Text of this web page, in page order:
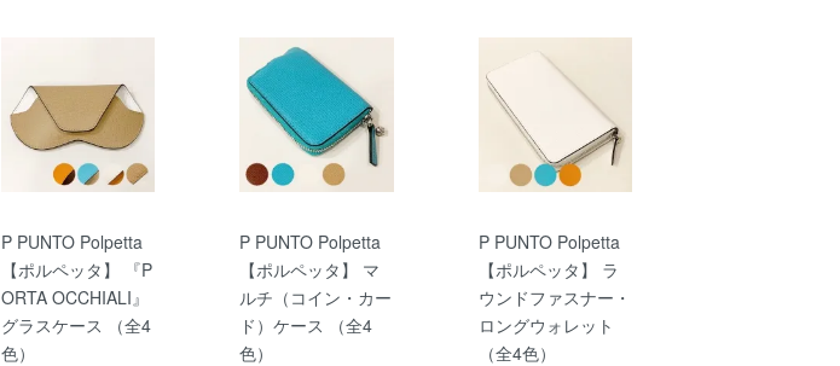
P PUNTO Polpetta
【ポルペッタ】 『P
ORTA OCCHIALI』
グラスケース （全4
色）
P PUNTO Polpetta
【ポルペッタ】 マ
ルチ（コイン・カー
ド）ケース （全4
色）
P PUNTO Polpetta
【ポルペッタ】 ラ
ウンドファスナー・
ロングウォレット
（全4色）